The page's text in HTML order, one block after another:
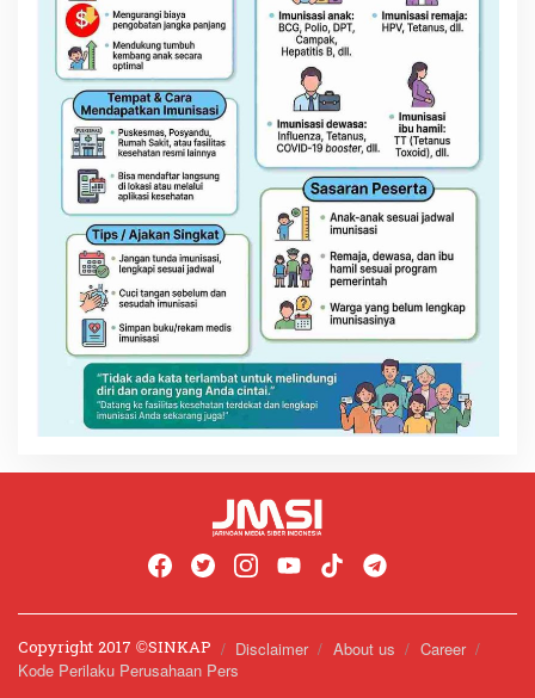
Copyright 2017 ©️SINKAP Disclaimer About us
Career
Kode Perilaku Perusahaan Pers